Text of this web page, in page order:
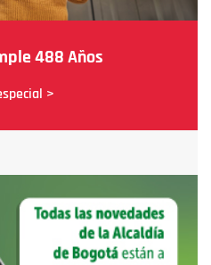
488 Años
>